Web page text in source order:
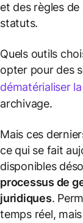
et des règles
statuts.
Quels outils
opter pour des
dématérialiser
archivage.
Mais ces
ce qui se fait
disponibles
processus de
juridiques.
temps réel,